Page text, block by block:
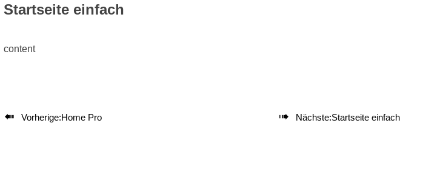
Startseite einfach
content
 Vorherige:Home Pro  Nächste:Startseite einfach